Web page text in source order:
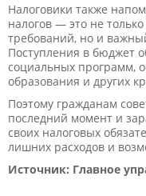
Налоговики также
налогов — это не
требований, но и
Поступления в бюджет
социальных программ,
образования и других
Поэтому гражданам
последний момент и
своих налоговых
лишних расходов и
Источник: Главное